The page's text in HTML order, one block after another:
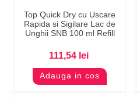
Top Quick Dry cu Uscare
Rapida si Sigilare Lac de
Unghii SNB 100 ml Refill
111,54 lei
Adauga in cos